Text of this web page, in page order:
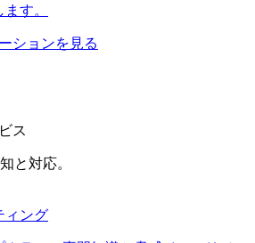
す。
ションを見る
ス
と対応。
ィング